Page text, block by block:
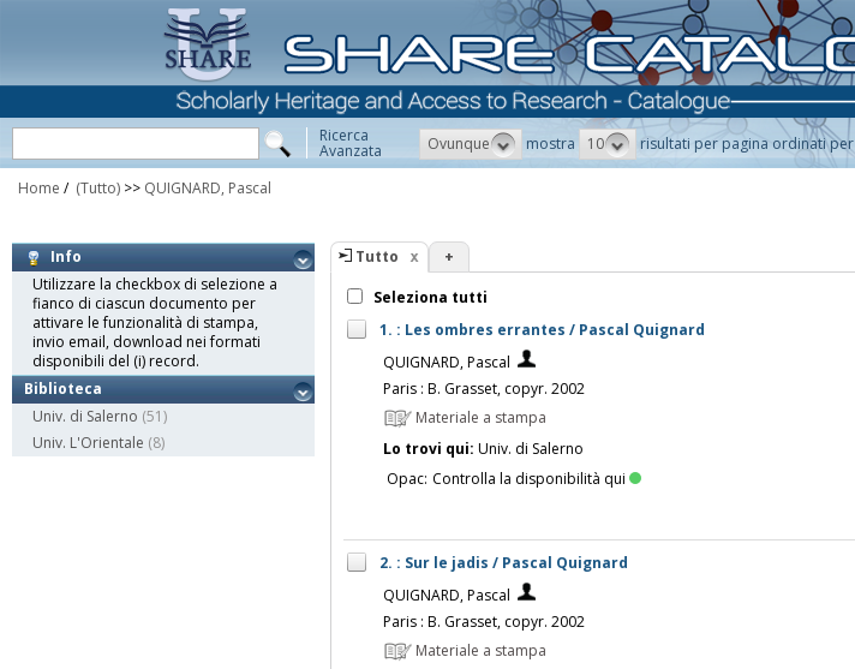
Ricerca
Avanzata Ovunque mostra 10 risultati per pagina ordinati per
Home / (Tutto) >> QUIGNARD, Pascal
Info
Utilizzare la checkbox di selezione a
fianco di ciascun documento per
attivare le funzionalità di stampa,
invio email, download nei formati
disponibili del (i) record.
Biblioteca
Univ. di Salerno (51)
Univ. L'Orientale (8)
Tutto +
Seleziona tutti
1. : Les ombres errantes / Pascal Quignard
QUIGNARD, Pascal
Paris : B. Grasset, copyr. 2002
Materiale a stampa
Lo trovi qui: Univ. di Salerno
Opac: Controlla la disponibilità qui
2. : Sur le jadis / Pascal Quignard
QUIGNARD, Pascal
Paris : B. Grasset, copyr. 2002
Materiale a stampa